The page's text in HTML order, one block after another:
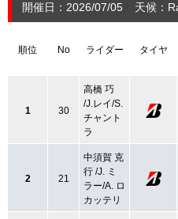
開催日：2026/07/05 天候：
順位 No ライダー タイヤ
1 30
高橋 巧
/J.レイ/S.
チャント
ラ
2 21
中須賀 克
行 /J. ミ
ラー/A. ロ
カッテリ